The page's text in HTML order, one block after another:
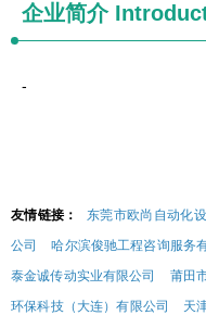
企业简介
-
友情链接： 东莞市欧尚自动化
公司
哈尔滨俊驰工程咨询服务
泰金诚传动实业有限公司
莆田
环保科技（大连）有限公司
天